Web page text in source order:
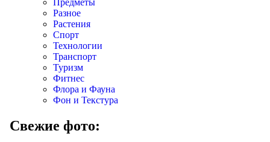
Разное
Растения
Спорт
Технологии
Транспорт
Туризм
Фитнес
Флора и Фауна
Фон и Текстура
Свежие фото: